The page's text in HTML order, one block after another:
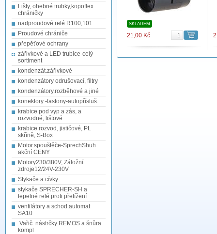
Lišty, ohebné trubky,kopoflex
chráničky
nadproudové relé R100,101
Proudové chrániče
přepěťové ochrany
zářivkové a LED trubice-celý
sortiment
kondenzát.zářivkové
kondenzátory odrušovací, filtry
kondenzátory.rozběhové a jiné
konektory -fastony-autopřísluš.
krabice pod vyp a zás, a
rozvodné, lištové
krabice rozvod, jističové, PL
skříně, S-Box
Motor.spouštěče-SprechShuh
akční CENY
Motory230/380V, Záložní
zdroje12/24V-230V
Stykače a cívky
stykače SPRECHER-SH a
tepelné relé proti přetížení
ventilátory a schod.automat
SA10
.Vařič. nástrčky REMOS a šnůra
kompl
SKLADEM
21,00 Kč